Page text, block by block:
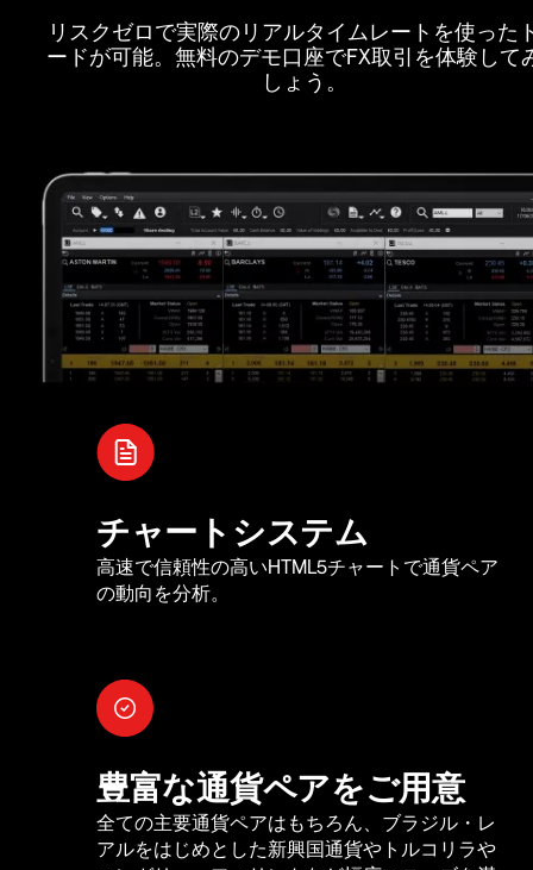
リスクゼロで実際のリアルタイムレートを使った
ードが可能。無料のデモ口座でFX取引を体験して
しょう。
チャートシステム
高速で信頼性の高いHTML5チャートで通貨ペア
の動向を分析。
豊富な通貨ペアをご用意
全ての主要通貨ペアはもちろん、ブラジル・レ
アルをはじめとした新興国通貨やトルコリラや